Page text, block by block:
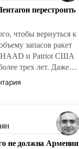
перестроить
чтобы вернуться к
запасов ракет
и Patriot США
трех лет. Даже
с Ираном
например, перед
не должна Армении